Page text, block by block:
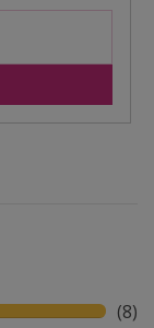
(8)